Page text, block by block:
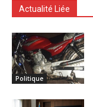
Actualité Liée
Politique